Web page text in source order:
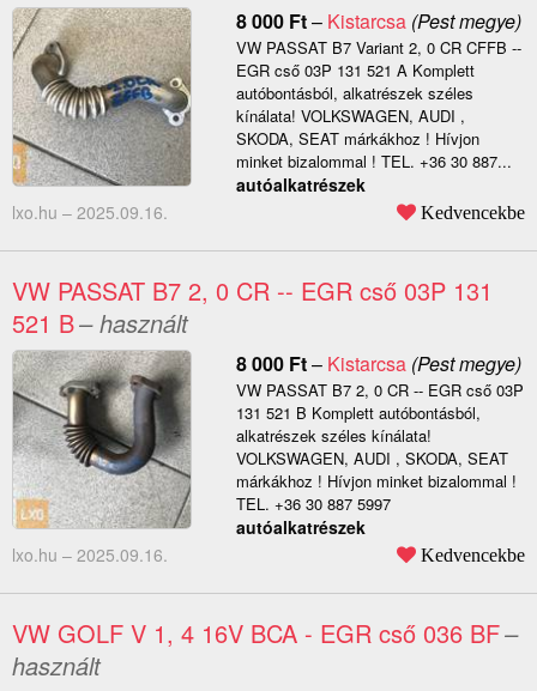
8 000 Ft– Kistarcsa(Pest megye)
VW PASSAT B7 Variant 2, 0 CR CFFB --
EGR cső 03P 131 521 A Komplett
autóbontásból, alkatrészek széles
kínálata! VOLKSWAGEN, AUDI ,
SKODA, SEAT márkákhoz ! Hívjon
minket bizalommal ! TEL. +36 30 887...
autóalkatrészek
lxo.hu – 2025.09.16. Kedvencekbe
VW PASSAT B7 2, 0 CR -- EGR cső 03P 131
521 B– használt
8 000 Ft– Kistarcsa(Pest megye)
VW PASSAT B7 2, 0 CR -- EGR cső 03P
131 521 B Komplett autóbontásból,
alkatrészek széles kínálata!
VOLKSWAGEN, AUDI , SKODA, SEAT
márkákhoz ! Hívjon minket bizalommal !
TEL. +36 30 887 5997
autóalkatrészek
lxo.hu – 2025.09.16. Kedvencekbe
VW GOLF V 1, 4 16V BCA - EGR cső 036 BF–
használt